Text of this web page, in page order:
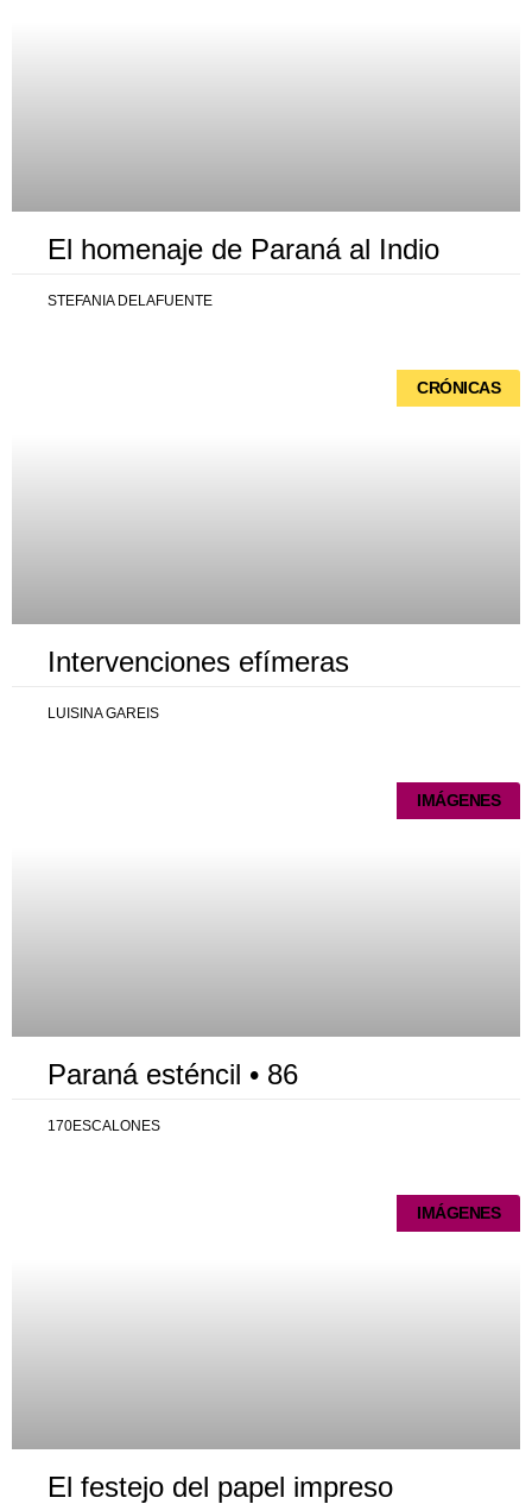
El homenaje de Paraná al Indio
STEFANIA DELAFUENTE
CRÓNICAS
Intervenciones efímeras
LUISINA GAREIS
IMÁGENES
Paraná esténcil • 86
170ESCALONES
IMÁGENES
El festejo del papel impreso